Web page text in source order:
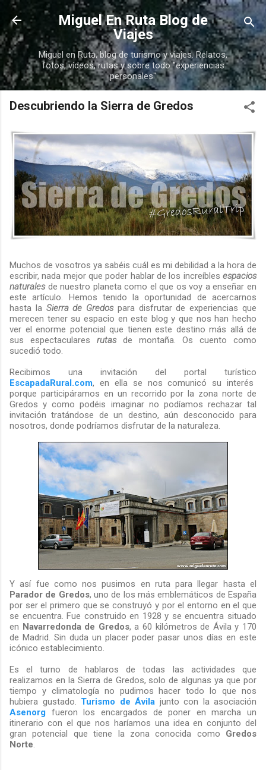
Ir al contenido principal
Miguel En Ruta Blog de
Viajes
Miguel en Ruta, blog de turismo y viajes. Relatos,
fotos, vídeos, rutas y sobre todo "experiencias
personales"
Descubriendo la Sierra de Gredos
Muchos de vosotros ya sabéis cuál es mi debilidad a la hora de
escribir, nada mejor que poder hablar de los increíbles espacios
naturalesde nuestro planeta como el que os voy a enseñar en
este artículo. Hemos tenido la oportunidad de acercarnos
hasta la Sierra de Gredospara disfrutar de experiencias que
merecen tener su espacio en este blog y que nos han hecho
ver el enorme potencial que tienen este destino más allá de
sus espectaculares rutasde montaña. Os cuento como
sucedió todo.
Recibimos una invitación del portal turístico
EscapadaRural.com, en ella se nos comunicó su interés
porque participáramos en un recorrido por la zona norte de
Gredos y como podéis imaginar no podíamos rechazar tal
invitación tratándose de un destino, aún desconocido para
nosotros, donde podríamos disfrutar de la naturaleza.
Y así fue como nos pusimos en ruta para llegar hasta el
Parador de Gredos, uno de los más emblemáticos de España
por ser el primero que se construyó y por el entorno en el que
se encuentra. Fue construido en 1928 y se encuentra situado
en Navarredonda de Gredos, a 60 kilómetros de Ávila y 170
de Madrid. Sin duda un placer poder pasar unos días en este
icónico establecimiento.
Es el turno de hablaros de todas las actividades que
realizamos en la Sierra de Gredos, solo de algunas ya que por
tiempo y climatología no pudimos hacer todo lo que nos
hubiera gustado. Turismo de Ávila junto con la asociación
Asenorg fueron los encargados de poner en marcha un
itinerario con el que nos haríamos una idea en conjunto del
gran potencial que tiene la zona conocida como Gredos
Norte.